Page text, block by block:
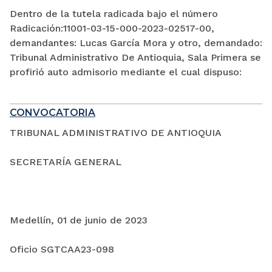
Dentro de la tutela radicada bajo el número
Radicación:11001-03-15-000-2023-02517-00,
demandantes: Lucas García Mora y otro, demandado:
Tribunal Administrativo De Antioquia, Sala Primera se
profirió auto admisorio mediante el cual dispuso:
CONVOCATORIA
TRIBUNAL ADMINISTRATIVO DE ANTIOQUIA
SECRETARÍA GENERAL
Medellín, 01 de junio de 2023
Oficio SGTCAA23-098